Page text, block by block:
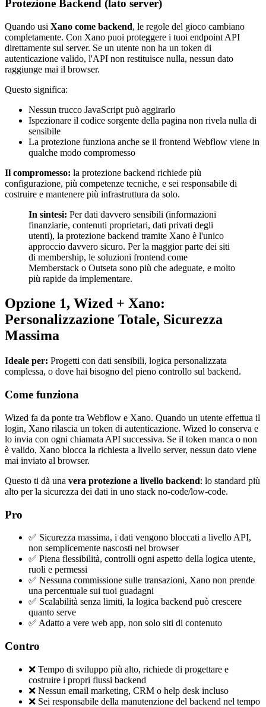
Protezione Backend (lato server)
Quando usi Xano come backend, le regole del gioco cambiano
completamente. Con Xano puoi proteggere i tuoi endpoint API
direttamente sul server. Se un utente non ha un token di
autenticazione valido, l'API non restituisce nulla, nessun dato
raggiunge mai il browser.
Questo significa:
Nessun trucco JavaScript può aggirarlo
Ispezionare il codice sorgente della pagina non rivela nulla di
sensibile
La protezione funziona anche se il frontend Webflow viene in
qualche modo compromesso
Il compromesso: la protezione backend richiede più
configurazione, più competenze tecniche, e sei responsabile di
costruire e mantenere più infrastruttura da solo.
In sintesi: Per dati davvero sensibili (informazioni
finanziarie, contenuti proprietari, dati privati degli
utenti), la protezione backend tramite Xano è l'unico
approccio davvero sicuro. Per la maggior parte dei siti
di membership, le soluzioni frontend come
Memberstack o Outseta sono più che adeguate, e molto
più rapide da implementare.
Opzione 1, Wized + Xano:
Personalizzazione Totale, Sicurezza
Massima
Ideale per: Progetti con dati sensibili, logica personalizzata
complessa, o dove hai bisogno del pieno controllo sul backend.
Come funziona
Wized fa da ponte tra Webflow e Xano. Quando un utente effettua il
login, Xano rilascia un token di autenticazione. Wized lo conserva e
lo invia con ogni chiamata API successiva. Se il token manca o non
è valido, Xano blocca la richiesta a livello server, nessun dato viene
mai inviato al browser.
Questo ti dà una vera protezione a livello backend: lo standard più
alto per la sicurezza dei dati in uno stack no-code/low-code.
Pro
✅ Sicurezza massima, i dati vengono bloccati a livello API,
non semplicemente nascosti nel browser
✅ Piena flessibilità, controlli ogni aspetto della logica utente,
ruoli e permessi
✅ Nessuna commissione sulle transazioni, Xano non prende
una percentuale sui tuoi guadagni
✅ Scalabilità senza limiti, la logica backend può crescere
quanto serve
✅ Adatto a vere web app, non solo siti di contenuto
Contro
❌ Tempo di sviluppo più alto, richiede di progettare e
costruire i propri flussi backend
❌ Nessun email marketing, CRM o help desk incluso
❌ Sei responsabile della manutenzione del backend nel tempo